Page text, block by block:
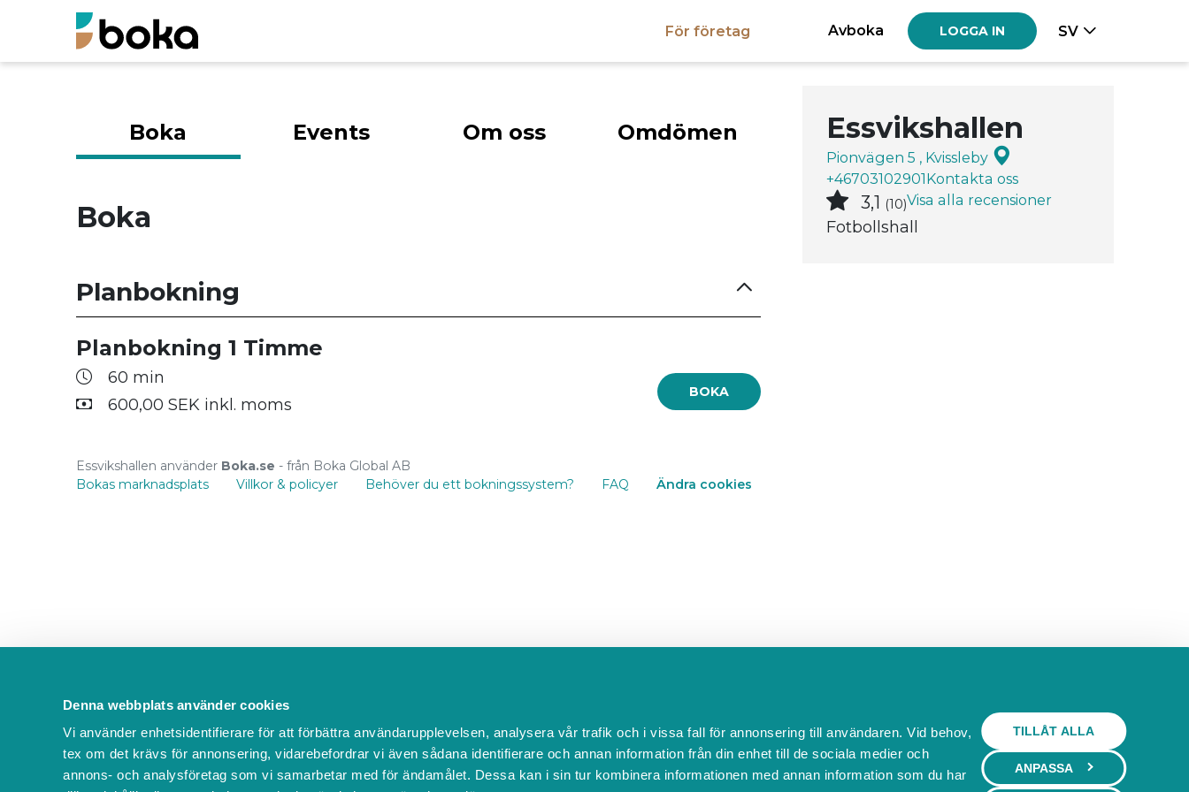
Denna webbplats använder cookies
Vi använder enhetsidentifierare för att förbättra användarupplevelsen, analysera vår trafik och i vissa fall för annonsering till användaren. Vid behov,
tex om det krävs för annonsering, vidarebefordrar vi även sådana identifierare och annan information från din enhet till de sociala medier och
annons- och analysföretag som vi samarbetar med för ändamålet. Dessa kan i sin tur kombinera informationen med annan information som du har
TILLÅT ALLA
ANPASSA
För företag Avboka LOGGA IN SV
Essvikshallen
Pionvägen 5 , Kvissleby
+46703102901Kontakta oss
3,1 (10)Visa alla recensioner
Fotbollshall
Boka Events Om oss Omdömen
Boka
Planbokning
Planbokning 1 Timme
60 min
600,00 SEK inkl. moms
BOKA
Essvikshallen använder Boka.se - från Boka Global AB
Bokas marknadsplats
Villkor & policyer Behöver du ett bokningssystem? FAQ Ändra cookies